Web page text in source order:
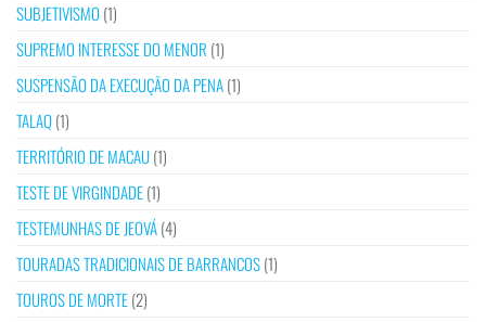
SUBJETIVISMO (1)
SUPREMO INTERESSE DO MENOR (1)
SUSPENSÃO DA EXECUÇÃO DA PENA(1)
TALAQ(1)
TERRITÓRIO DE MACAU(1)
TESTE DE VIRGINDADE(1)
TESTEMUNHAS DE JEOVÁ(4)
TOURADAS TRADICIONAIS DE BARRANCOS(1)
TOUROS DE MORTE(2)